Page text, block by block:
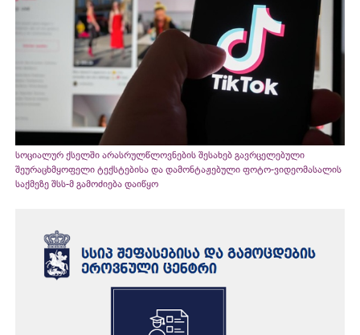
სოციალურ ქსელში არასრულწლოვნების შესახებ გავრცელებული
შეურაცხმყოფელი ტექსტებისა და დამონტაჟებული ფოტო-ვიდეომასალის
საქმეზე შსს-მ გამოძიება დაიწყო